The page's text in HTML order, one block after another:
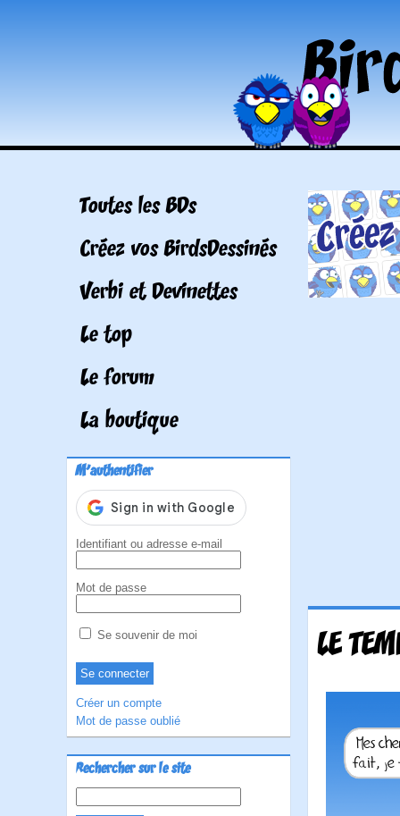
Toutes les BDs
Créez vos BirdsDessinés
Verbi et Devinettes
Le top
Le forum
La boutique
M'authentifier
Identifiant ou adresse e-mail
Mot de passe
Se souvenir de moi
Créer un compte
Mot de passe oublié
Rechercher sur le site
LE